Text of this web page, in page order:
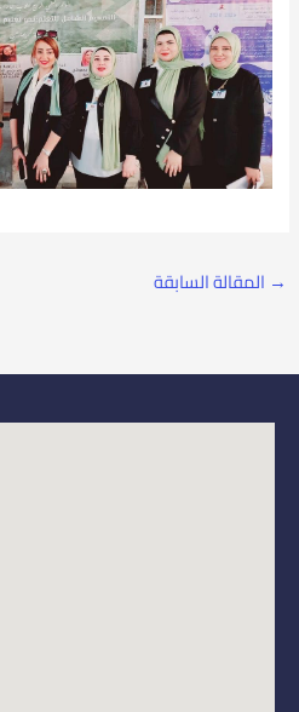
→ المقالة السابقة